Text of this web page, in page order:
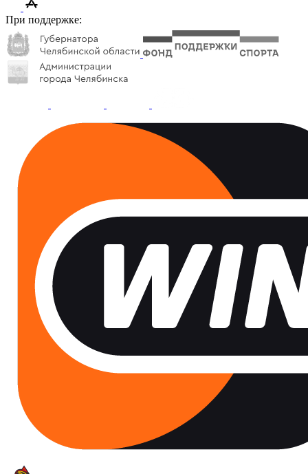
При поддержке: